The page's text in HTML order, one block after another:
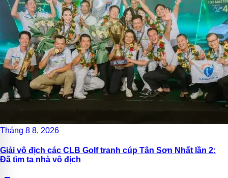
Tháng 8 8, 2026
Giải vô địch các CLB Golf tranh cúp Tân Sơn Nhất lần 2:
Đã tìm ta nhà vô địch